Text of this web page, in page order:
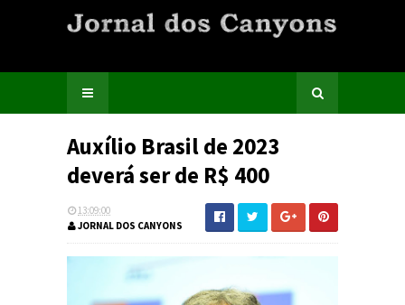
Auxílio Brasil de 2023
deverá ser de R$ 400
13:09:00
JORNAL DOS CANYONS